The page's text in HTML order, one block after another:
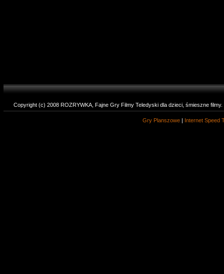
Copyright (c) 2008 ROZRYWKA, Fajne Gry Filmy Teledyski dla dzieci, śmieszne
Gry Planszowe | Internet Speed